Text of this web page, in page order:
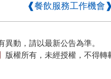
❰餐飲服務工作機會❱
動，請以最新公告為準。
版權所有，未經授權，不得轉